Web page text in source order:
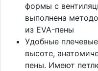
формы с
выполнена
из EVA-пены
Удобные
высоте,
пены. Имеют